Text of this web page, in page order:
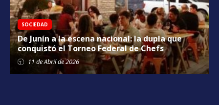
SOCIEDAD
De Junín a la escena nacional: la dupla que
conquistó el Torneo Federal de Chefs
11 deAbrilde 2026